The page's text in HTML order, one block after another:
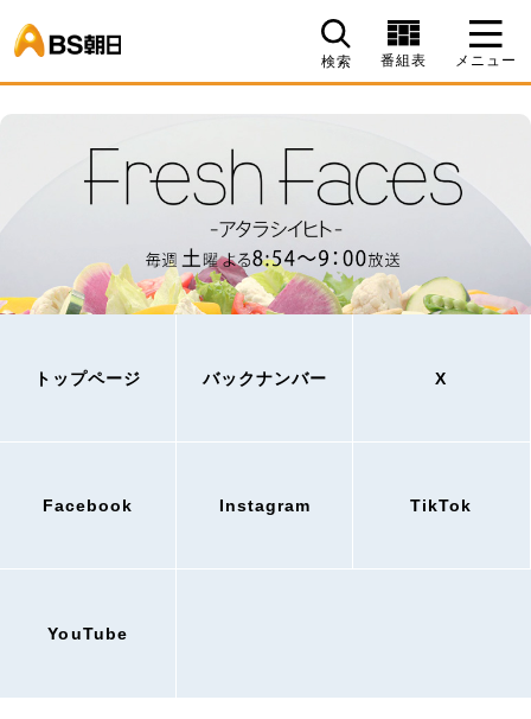
検索 番組表 メニュー
トップページ バックナンバー X
Facebook Instagram TikTok
YouTube